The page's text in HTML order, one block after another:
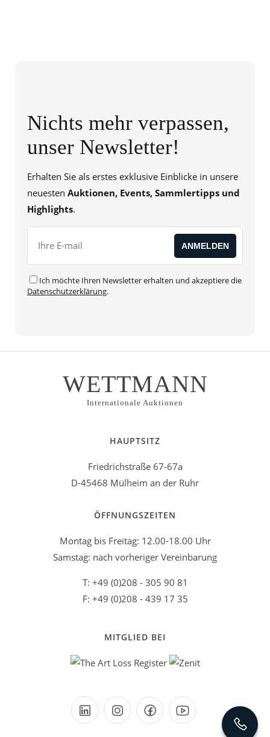
Nichts mehr verpassen,
unser Newsletter!
Erhalten Sie als erstes exklusive Einblicke in unsere
neuesten Auktionen, Events, Sammlertipps und
Highlights.
Ich möchte Ihren Newsletter erhalten und akzeptiere die
Datenschutzerklärung.
WETTMANN
Internationale Auktionen
HAUPTSITZ
Friedrichstraße 67-67a
D-45468 Mülheim an der Ruhr
ÖFFNUNGSZEITEN
Montag bis Freitag: 12.00-18.00 Uhr
Samstag: nach vorheriger Vereinbarung
T: +49 (0)208 - 305 90 81
F: +49 (0)208 - 439 17 35
MITGLIED BEI